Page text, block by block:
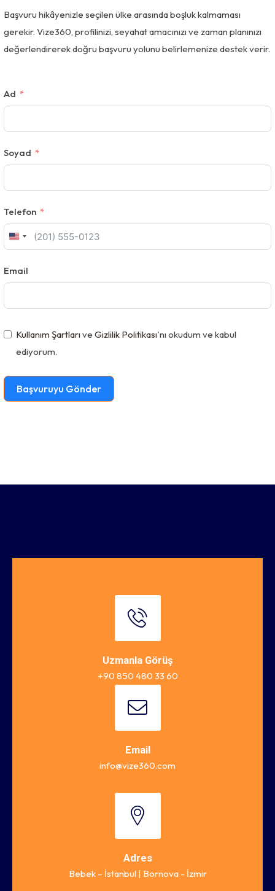
Başvuru hikâyenizle seçilen ülke arasında boşluk kalmaması
gerekir. Vize360, profilinizi, seyahat amacınızı ve zaman planınızı
değerlendirerek doğru başvuru yolunu belirlemenize destek verir.
Ad
Soyad
Telefon
U
i
e
a
t
Email
Kullanım ŞartlarıveGizlilik Politikası'nı okudum ve kabul
ediyorum.
Başvuruyu Gönder
Uzmanla Görüş
+90 850 480 33 60
Email
info@vize360.com
Adres
Bebek – İstanbul | Bornova - İzmir